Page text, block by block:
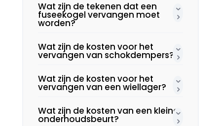
Wat zijn de tekenen dat een
fuseekogel vervangen moet
worden?
Wat zijn de kosten voor het
vervangen van schokdempers?
Wat zijn de kosten voor het
vervangen van een wiellager?
Wat zijn de kosten van een kleine
onderhoudsbeurt?